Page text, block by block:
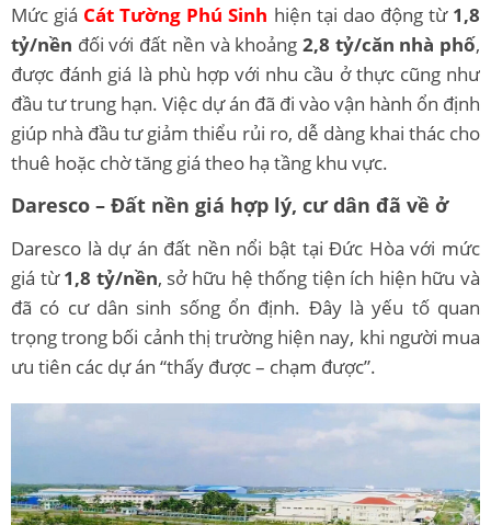
Mức giá Cát Tường Phú Sinh hiện tại dao động từ 1,8
tỷ/nền đối với đất nền và khoảng 2,8 tỷ/căn nhà phố,
được đánh giá là phù hợp với nhu cầu ở thực cũng như
đầu tư trung hạn. Việc dự án đã đi vào vận hành ổn định
giúp nhà đầu tư giảm thiểu rủi ro, dễ dàng khai thác cho
thuê hoặc chờ tăng giá theo hạ tầng khu vực.
Daresco – Đất nền giá hợp lý, cư dân đã về ở
Daresco là dự án đất nền nổi bật tại Đức Hòa với mức
giá từ1,8 tỷ/nền, sở hữu hệ thống tiện ích hiện hữu và
đã có cư dân sinh sống ổn định. Đây là yếu tố quan
trọng trong bối cảnh thị trường hiện nay, khi người mua
ưu tiên các dự án “thấy được – chạm được”.